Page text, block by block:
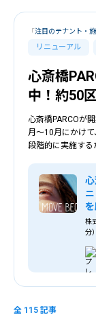
リニューアル
「注目のテナント・
心斎橋
中！約50
心斎橋PARCOが
月～10月にかけ
段階的に実施する
株
分
創出
全 115 記事